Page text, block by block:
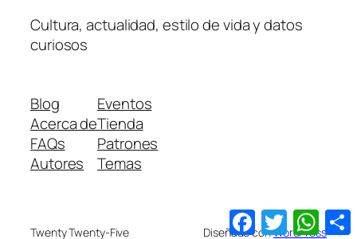
Cultura, actualidad, estilo de vida y datos
curiosos
Blog
Acerca de
FAQs
Autores
Eventos
Tienda
Patrones
Temas
Twenty Twenty-Five Diseñado conWordPress
Facebook
Twitter